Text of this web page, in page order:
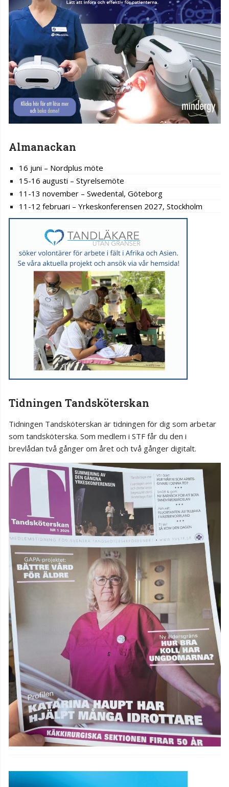
Almanackan
16 juni – Nordplus möte
15-16 augusti – Styrelsemöte
11-13 november – Swedental, Göteborg
11-12 februari – Yrkeskonferensen 2027, Stockholm
Tidningen Tandsköterskan
Tidningen Tandsköterskan är tidningen för dig som arbetar
som tandsköterska. Som medlem i STF får du den i
brevlådan två gånger om året och två gånger digitalt.